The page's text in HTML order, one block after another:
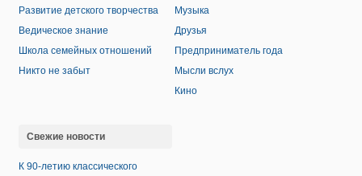
Развитие детского творчества
Ведическое знание
Школа семейных отношений
Никто не забыт
Музыка
Друзья
Предприниматель года
Мысли вслух
Кино
Свежие новости
К 90-летию классического